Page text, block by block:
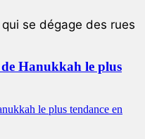
se dégage des rues
Hanukkah le plus